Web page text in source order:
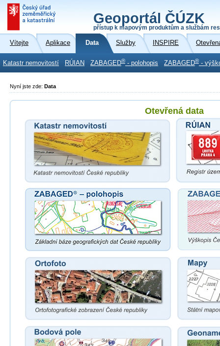
Geoportál ČÚZK
přístup k mapovým produktům a službám
Vítejte Aplikace Data Služby INSPIRE
Katastr nemovitostí RÚIAN ZABAGED® - polohopis ZABAGED® -
Nyní jste zde: Data
Otevřená data